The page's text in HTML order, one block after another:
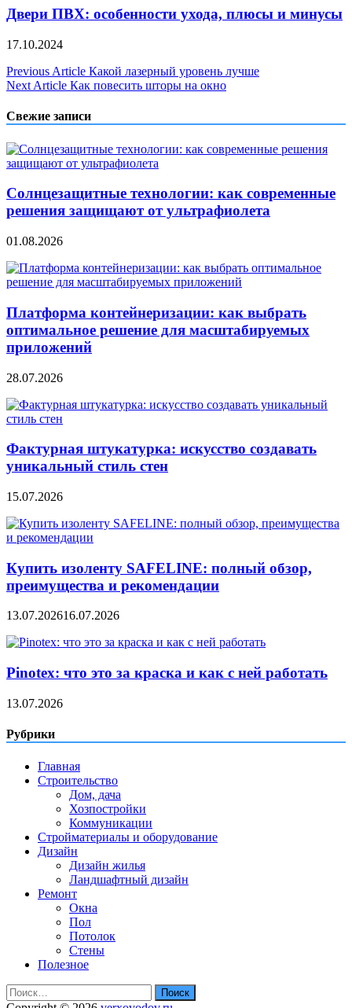
Двери ПВХ: особенности ухода, плюсы и минусы
17.10.2024
Навигация
по
записям
Previous Article Какой лазерный уровень лучше
Next Article Как повесить шторы на окно
Свежие записи
Солнцезащитные технологии: как современные
решения защищают от ультрафиолета
01.08.2026
Платформа контейнеризации: как выбрать
оптимальное решение для масштабируемых
приложений
28.07.2026
Фактурная штукатурка: искусство создавать
уникальный стиль стен
15.07.2026
Купить изоленту SAFELINE: полный обзор,
преимущества и рекомендации
13.07.202616.07.2026
Pinotex: что это за краска и как с ней работать
13.07.2026
Рубрики
Главная
Строительство
Дом, дача
Хозпостройки
Коммуникации
Стройматериалы и оборудование
Дизайн
Дизайн жилья
Ландшафтный дизайн
Ремонт
Окна
Пол
Потолок
Стены
Полезное
Найти: